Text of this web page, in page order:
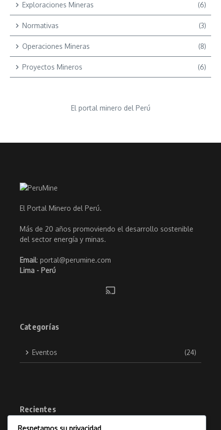
Exploraciones Mineras (6)
Normativas (3)
Operaciones Mineras (8)
Proyectos Mineros (6)
El portal minero del Perú
El Portal Minero del Perú.
Más de 20 años promoviendo el desarrollo sostenible
del sector energía y minas.
Email: portal@perumine.com
Lima - Perú
Categorías
Eventos (24)
Recientes
Respetamos su privacidad